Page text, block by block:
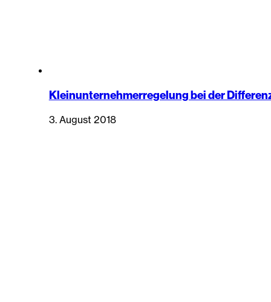
Kleinunternehmerregelung bei der
3. August 2018